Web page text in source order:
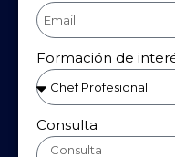
Formación de
Consulta